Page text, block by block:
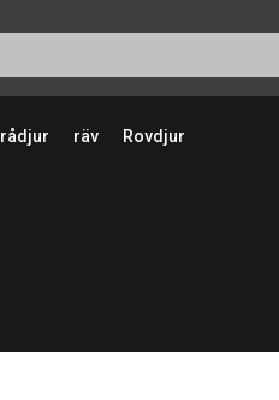
rådjur räv Rovdjur